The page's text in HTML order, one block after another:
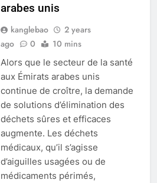
arabes unis
kanglebao
2 years
ago
0 10 mins
Alors que le secteur de la santé
aux Émirats arabes unis
continue de croître, la demande
de solutions d’élimination des
déchets sûres et efficaces
augmente. Les déchets
médicaux, qu’il s’agisse
d’aiguilles usagées ou de
médicaments périmés,